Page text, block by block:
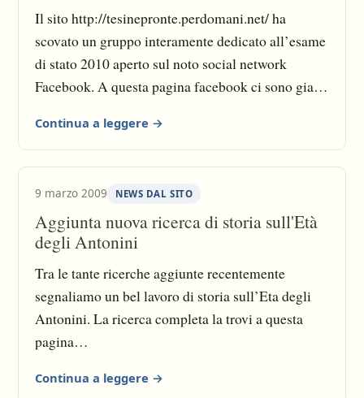
il turismo, economia e gestione delle aziende
ristorative per l’istituto professionale per i servizi
alberghieri e della ristorazione, tecnica
amministrativa per l’istituto professionale per i
la materia di seconda prova ha carattere
progettuale e laboratoriale (architettura, ceramica,
mosaico, marmo, oreficeria ecc.
Il sito http://tesinepronte.perdomani.net/ ha
scovato un gruppo interamente dedicato all’esame
di stato 2010 aperto sul noto social network
Facebook. A questa pagina facebook ci sono gia’
informazioni. Ed ogni giorno che passa la febbre
da esame e’ destinata ad aumentare …
Continua a leggere →
9 marzo 2009 NEWS DAL SITO
Aggiunta nuova ricerca di storia sull'Età
degli Antonini
Tra le tante ricerche aggiunte recentemente
segnaliamo un bel lavoro di storia sull’Eta degli
Antonini. La ricerca completa la trovi a questa
pagina
ria/eta_degli_antonini/index.html
Continua a leggere →